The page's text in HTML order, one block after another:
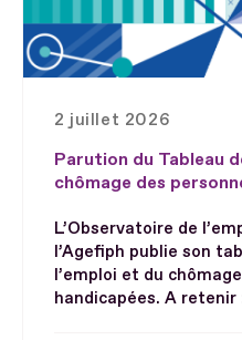
2 juillet 2026
Parution du Tableau
chômage des
L’Observatoire de
l’Agefiph publie son
l’emploi et du
handicapées. A retenir